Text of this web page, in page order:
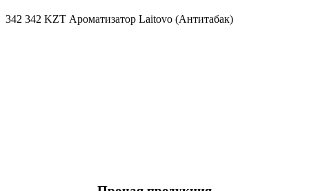
342 342 KZT Ароматизатор Laitovo (Антитабак)